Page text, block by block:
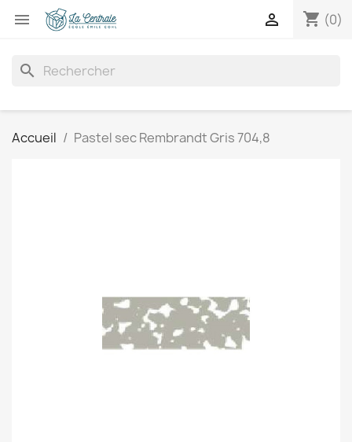
 shopping_cart (0)

search
Accueil Pastel sec Rembrandt Gris 704,8